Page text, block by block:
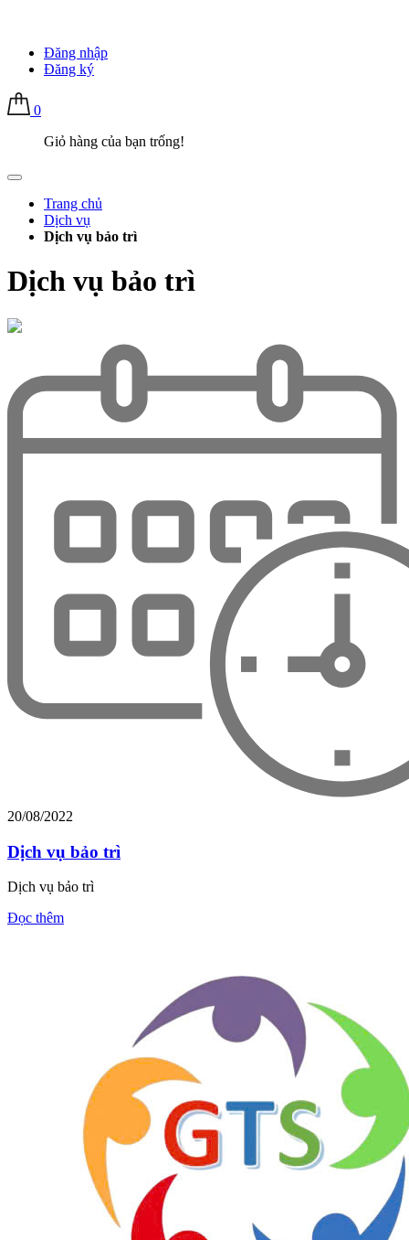
Đăng nhập
Đăng ký
0
Giỏ hàng của bạn trống!
Trang chủ
Dịch vụ
Dịch vụ bảo trì
Dịch vụ bảo trì
20/08/2022
Dịch vụ bảo trì
Dịch vụ bảo trì
Đọc thêm